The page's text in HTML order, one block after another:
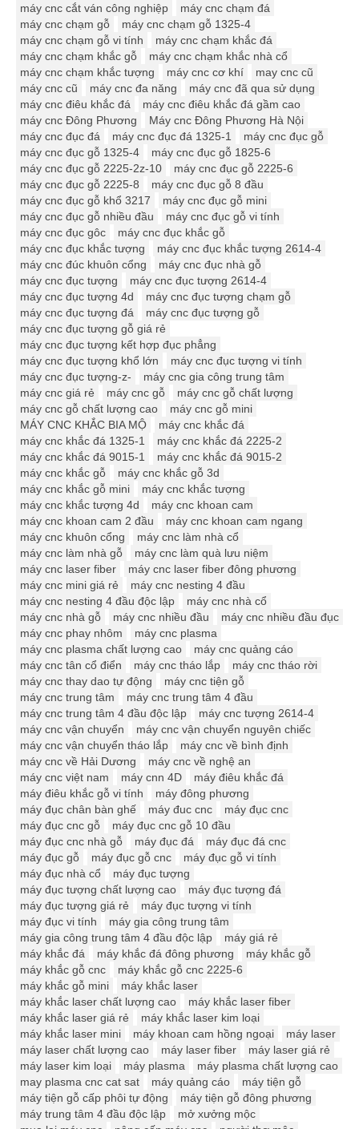
máy cnc cắt ván công nghiệp
máy cnc chạm đá
máy cnc chạm gỗ
máy cnc chạm gỗ 1325-4
máy cnc chạm gỗ vi tính
máy cnc chạm khắc đá
máy cnc chạm khắc gỗ
máy cnc chạm khắc nhà cổ
máy cnc chạm khắc tượng
máy cnc cơ khí
may cnc cũ
máy cnc cũ
máy cnc đa năng
máy cnc đã qua sử dụng
máy cnc điêu khắc đá
máy cnc điêu khắc đá gầm cao
máy cnc Đông Phương
Máy cnc Đông Phương Hà Nội
máy cnc đục đá
máy cnc đục đá 1325-1
máy cnc đục gỗ
máy cnc đục gỗ 1325-4
máy cnc đục gỗ 1825-6
máy cnc đục gỗ 2225-2z-10
máy cnc đục gỗ 2225-6
máy cnc đục gỗ 2225-8
máy cnc đục gỗ 8 đầu
máy cnc đục gỗ khổ 3217
máy cnc đục gỗ mini
máy cnc đục gỗ nhiều đầu
máy cnc đục gỗ vi tính
máy cnc đục gôc
máy cnc đục khắc gỗ
máy cnc đục khắc tượng
máy cnc đục khắc tượng 2614-4
máy cnc đúc khuôn cổng
máy cnc đục nhà gỗ
máy cnc đục tượng
máy cnc đục tượng 2614-4
máy cnc đục tượng 4d
máy cnc đục tượng chạm gỗ
máy cnc đục tượng đá
máy cnc đục tượng gỗ
máy cnc đục tượng gỗ giá rẻ
máy cnc đục tượng kết hợp đục phẳng
máy cnc đục tượng khổ lớn
máy cnc đục tượng vi tính
máy cnc đục tượng-z-
máy cnc gia công trung tâm
máy cnc giá rẻ
máy cnc gỗ
máy cnc gỗ chất lượng
máy cnc gỗ chất lượng cao
máy cnc gỗ mini
MÁY CNC KHẮC BIA MỘ
máy cnc khắc đá
máy cnc khắc đá 1325-1
máy cnc khắc đá 2225-2
máy cnc khắc đá 9015-1
máy cnc khắc đá 9015-2
máy cnc khắc gỗ
máy cnc khắc gỗ 3d
máy cnc khắc gỗ mini
máy cnc khắc tượng
máy cnc khắc tượng 4d
máy cnc khoan cam
máy cnc khoan cam 2 đầu
máy cnc khoan cam ngang
máy cnc khuôn cổng
máy cnc làm nhà cổ
máy cnc làm nhà gỗ
máy cnc làm quà lưu niệm
máy cnc laser fiber
máy cnc laser fiber đông phương
máy cnc mini giá rẻ
máy cnc nesting 4 đầu
máy cnc nesting 4 đầu độc lập
máy cnc nhà cổ
máy cnc nhà gỗ
máy cnc nhiều đầu
máy cnc nhiều đầu đục
máy cnc phay nhôm
máy cnc plasma
máy cnc plasma chất lượng cao
máy cnc quảng cáo
máy cnc tân cổ điển
máy cnc tháo lắp
máy cnc tháo rời
máy cnc thay dao tự động
máy cnc tiện gỗ
máy cnc trung tâm
máy cnc trung tâm 4 đầu
máy cnc trung tâm 4 đầu độc lập
máy cnc tượng 2614-4
máy cnc vận chuyển
máy cnc vận chuyển nguyên chiếc
máy cnc vận chuyển tháo lắp
máy cnc về bình định
máy cnc về Hải Dương
máy cnc về nghệ an
máy cnc việt nam
máy cnn 4D
máy điêu khắc đá
máy điêu khắc gỗ vi tính
máy đông phương
máy đục chân bàn ghế
máy đuc cnc
máy đục cnc
máy đục cnc gỗ
máy đục cnc gỗ 10 đầu
máy đục cnc nhà gỗ
máy đục đá
máy đục đá cnc
máy đục gỗ
máy đục gỗ cnc
máy đục gỗ vi tính
máy đục nhà cổ
máy đục tượng
máy đục tượng chất lượng cao
máy đục tượng đá
máy đục tượng giá rẻ
máy đục tượng vi tính
máy đục vi tính
máy gia công trung tâm
máy gia công trung tâm 4 đầu độc lập
máy giá rẻ
máy khắc đá
máy khắc đá đông phương
máy khắc gỗ
máy khắc gỗ cnc
máy khắc gỗ cnc 2225-6
máy khắc gỗ mini
máy khắc laser
máy khắc laser chất lượng cao
máy khắc laser fiber
máy khắc laser giá rẻ
máy khắc laser kim loại
máy khắc laser mini
máy khoan cam hồng ngoại
máy laser
máy laser chất lượng cao
máy laser fiber
máy laser giá rẻ
máy laser kim loại
máy plasma
máy plasma chất lượng cao
may plasma cnc cat sat
máy quảng cáo
máy tiện gỗ
máy tiện gỗ cấp phôi tự động
máy tiện gỗ đông phương
máy trung tâm 4 đầu độc lập
mở xưởng mộc